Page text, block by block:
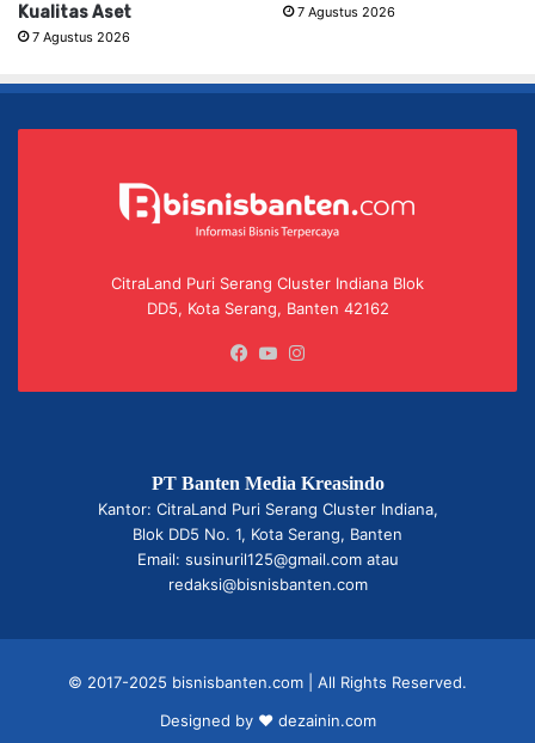
Kualitas Aset
7 Agustus 2026
7 Agustus 2026
CitraLand Puri Serang Cluster Indiana Blok
DD5, Kota Serang, Banten 42162
Facebook
YouTube
PT Banten Media Kreasindo
Kantor: CitraLand Puri Serang Cluster Indiana,
Blok DD5 No. 1, Kota Serang, Banten
Email: susinuril125@gmail.com atau
redaksi@bisnisbanten.com
© 2017-2025 bisnisbanten.com | All Rights Reserved.
Designed by ❤ dezainin.com